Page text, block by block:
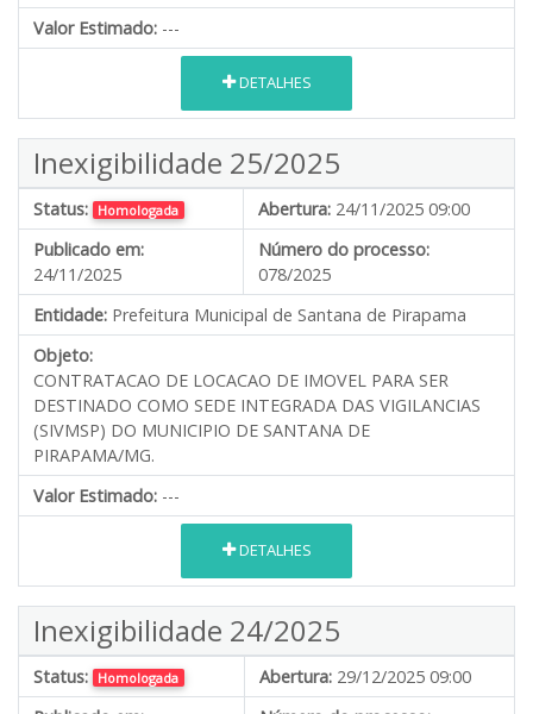
Valor Estimado: ---
DETALHES
Inexigibilidade 25/2025
Status: Homologada Abertura: 24/11/2025 09:00
Publicado em:
24/11/2025
Número do processo:
078/2025
Entidade: Prefeitura Municipal de Santana de Pirapama
Objeto:
CONTRATACAO DE LOCACAO DE IMOVEL PARA SER
DESTINADO COMO SEDE INTEGRADA DAS VIGILANCIAS
(SIVMSP) DO MUNICIPIO DE SANTANA DE
PIRAPAMA/MG.
Valor Estimado: ---
DETALHES
Inexigibilidade 24/2025
Status: Homologada Abertura: 29/12/2025 09:00